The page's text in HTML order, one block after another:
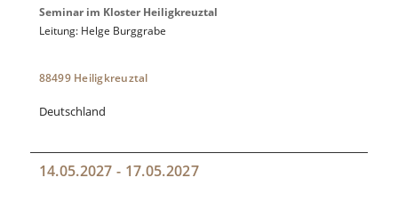
Seminar im Kloster Heiligkreuztal
Leitung: Helge Burggrabe
88499 Heiligkreuztal
Deutschland
14.05.2027 - 17.05.2027